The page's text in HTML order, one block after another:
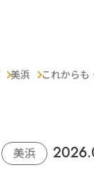
美浜 これからも
美浜